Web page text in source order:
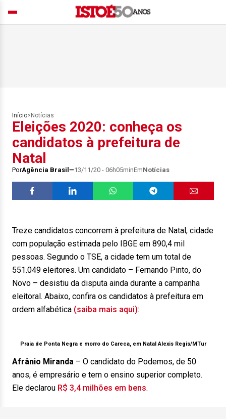
Início> Notícias
Eleições 2020: conheça os
candidatos à prefeitura de
Natal
PorAgência Brasil 13/11/20 - 06h05minEmNotícias
Treze candidatos concorrem à prefeitura de Natal, cidade
com população estimada pelo IBGE em 890,4 mil
pessoas. Segundo o TSE, a cidade tem um total de
551.049 eleitores. Um candidato – Fernando Pinto, do
Novo – desistiu da disputa ainda durante a campanha
eleitoral. Abaixo, confira os candidatos à prefeitura em
ordem alfabética (saiba mais aqui):
Praia de Ponta Negra e morro do Careca, em NatalAlexis Regis/MTur
Afrânio Miranda – O candidato do Podemos, de 50
anos, é empresário e tem o ensino superior completo.
Ele declarou R$ 3,4 milhões em bens.